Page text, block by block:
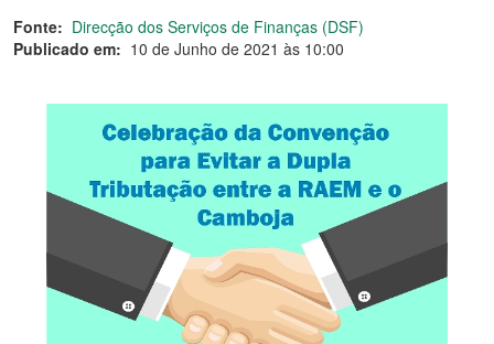
Fonte: Direcção dos Serviços de Finanças (DSF)
Publicado em: 10 de Junho de 2021 às 10:00